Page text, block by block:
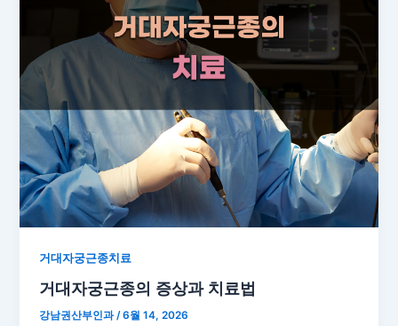
거대자궁근종치료
거대자궁근종의 증상과 치료법
강남권산부인과/6월 14, 2026